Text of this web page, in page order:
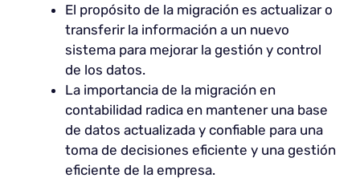
El propósito de la migración es actualizar o
transferir la información a un nuevo
sistema para mejorar la gestión y control
de los datos.
La importancia de la migración en
contabilidad radica en mantener una base
de datos actualizada y confiable para una
toma de decisiones eficiente y una gestión
eficiente de la empresa.